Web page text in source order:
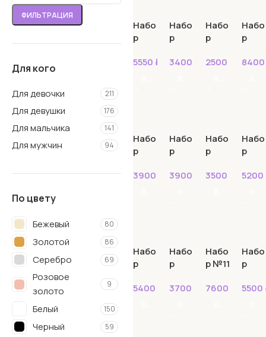
ФИЛЬТРАЦИЯ
Для кого
Для девочки 211
Для девушки 176
Для мальчика 141
Для мужчин 94
По цвету
Бежевый 80
Золотой 86
Серебро 69
Розовое
золото
9
Белый 150
Черный 59
Набо
р
0
5550 ₽
Набо
р
3400
Набо
р
2
2500
Набо
р
3
8400
Набо
р
4
3900
Набо
р
3900
Набо
р
6
3500
Набо
р
7
5200
Набо
р
8
5400
Набо
р
9
3700
Набо
р №11
7600
Набо
р
5500